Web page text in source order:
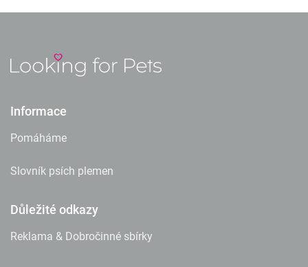
Informace
Pomáháme
Slovník psích plemen
Důležité odkazy
Reklama & Dobročinné sbírky